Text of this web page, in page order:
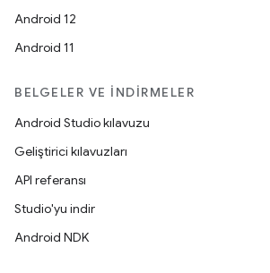
Android 12
Android 11
BELGELER VE İNDIRMELER
Android Studio kılavuzu
Geliştirici kılavuzları
API referansı
Studio'yu indir
Android NDK